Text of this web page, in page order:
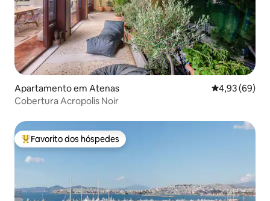
Apartamento em Atenas Classificação
4,93 (69)
Cobertura Acropolis Noir
Favoritos dos hóspedes mais apreciados
Favorito dos hóspedes